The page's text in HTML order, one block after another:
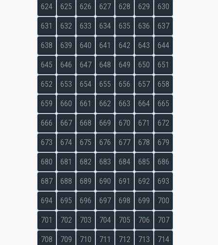
624 625 626 627 628 629 630
631 632 633 634 635 636 637
638 639 640 641 642 643 644
645 646 647 648 649 650 651
652 653 654 655 656 657 658
659 660 661 662 663 664 665
666 667 668 669 670 671 672
673 674 675 676 677 678 679
680 681 682 683 684 685 686
687 688 689 690 691 692 693
694 695 696 697 698 699 700
701 702 703 704 705 706 707
708 709 710 711 712 713 714